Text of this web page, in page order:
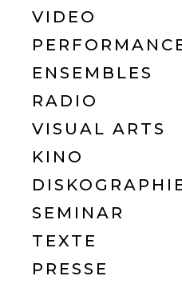
VIDEO
ENSEMBLES
RADIO
VISUAL ARTS
KINO
SEMINAR
TEXTE
PRESSE